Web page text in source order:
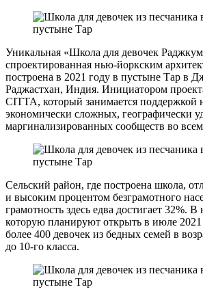
Уникальная «Школа для девочек
спроектированная нью-йоркским
построена в 2021 году в пустыне Тар в
Раджастхан, Индия. Инициатором
CITTA, который занимается поддержкой
экономически сложных, географически
маргинализированных сообществ во
Сельский район, где построена школа,
и высоким процентом безграмотного
грамотность здесь едва достигает 32%.
которую планируют открыть в июле 2021
более 400 девочек из бедных семей в
до 10-го класса.